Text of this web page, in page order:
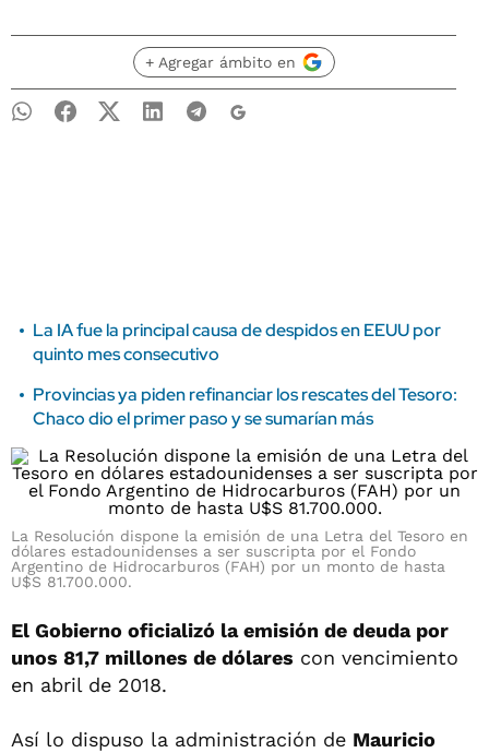
+ Agregar ámbito en
La IA fue la principal causa de despidos en EEUU por
quinto mes consecutivo
Provincias ya piden refinanciar los rescates del Tesoro:
Chaco dio el primer paso y se sumarían más
La Resolución dispone la emisión de una Letra del Tesoro en
dólares estadounidenses a ser suscripta por el Fondo
Argentino de Hidrocarburos (FAH) por un monto de hasta
U$S 81.700.000.
El Gobierno oficializó la emisión de deuda por
unos 81,7 millones de dólares con vencimiento
en abril de 2018.
Así lo dispuso la administración de Mauricio